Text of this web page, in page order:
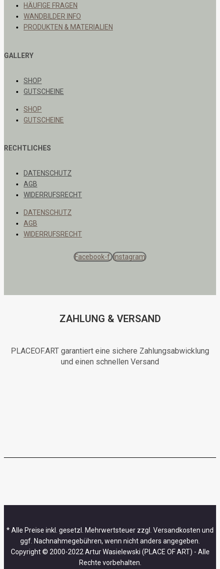
HÄUFIGE FRAGEN
WANDBILDER INFO
PRODUKTEN & MATERIALIEN
GALLERY
SHOP
GUTSCHEINE
SHOP
GUTSCHEINE
RECHTLICHES
DATENSCHUTZ
AGB
WIDERRUFSRECHT
DATENSCHUTZ
AGB
WIDERRUFSRECHT
Facebook-f Instagram
ZAHLUNG & VERSAND
PLACEOF.ART garantiert eine sichere Zahlungsabwicklung
und einen schnellen Versand
* Alle Preise inkl. gesetzl. Mehrwertsteuer zzgl. Versandkosten und
ggf. Nachnahmegebühren, wenn nicht anders angegeben.
Copyright © 2000-2022 Artur Wasielewski (PLACE OF ART) - Alle
Rechte vorbehalten.